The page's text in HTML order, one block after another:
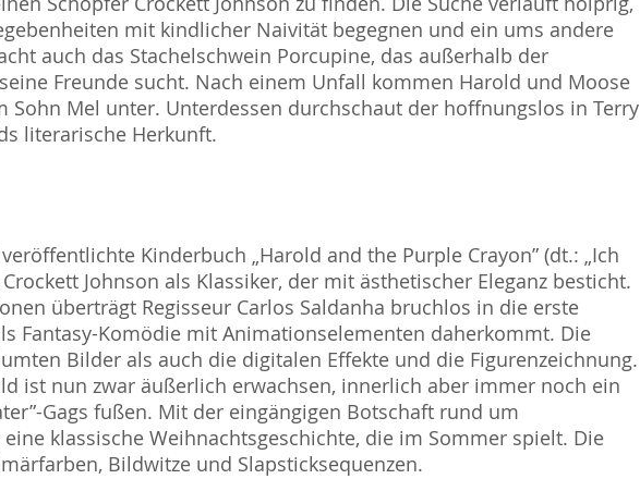
mit kindlicher Naivität begegnen und ein ums andere
auch das Stachelschwein Porcupine, das außerhalb der
Freunde sucht. Nach einem Unfall kommen Harold und Moose
Sohn Mel unter. Unterdessen durchschaut der hoffnungslos in Terry
literarische Herkunft.
Kinderbuch „Harold and the Purple Crayon” (dt.: „Ich
Johnson als Klassiker, der mit ästhetischer Eleganz besticht.
überträgt Regisseur Carlos Saldanha bruchlos in die erste
Fantasy-Komödie mit Animationselementen daherkommt. Die
Bilder als auch die digitalen Effekte und die Figurenzeichnung.
ist nun zwar äußerlich erwachsen, innerlich aber immer noch ein
Gags fußen. Mit der eingängigen Botschaft rund um
klassische Weihnachtsgeschichte, die im Sommer spielt. Die
Bildwitze und Slapsticksequenzen.